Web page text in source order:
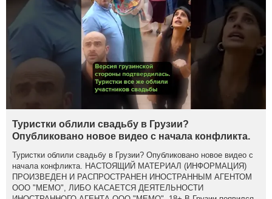
Туристки облили свадьбу в Грузии?
Опубликовано новое видео с начала конфликта.
Туристки облили свадьбу в Грузии? Опубликовано новое видео с
начала конфликта. НАСТОЯЩИЙ МАТЕРИАЛ (ИНФОРМАЦИЯ)
ПРОИЗВЕДЕН И РАСПРОСТРАНЕН ИНОСТРАННЫМ АГЕНТОМ
ООО "МЕМО", ЛИБО КАСАЕТСЯ ДЕЯТЕЛЬНОСТИ